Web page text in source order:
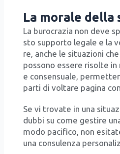
La morale della
La buro­cra­zia non deve
sto sup­por­to lega­le e la
re, anche le situa­zio­ni
pos­so­no esse­re risol­te
e con­sen­sua­le,
par­ti di vol­ta­re pagi­na
Se vi tro­va­te in una
dub­bi su come gesti­re
modo paci­fi­co, non
una con­su­len­za